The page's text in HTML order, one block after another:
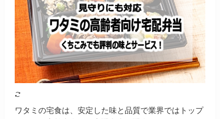
ワタミの宅食は、安定した味と品質で業界ではトップ